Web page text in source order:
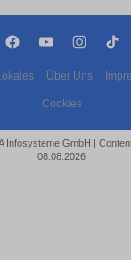
Über Uns
Cookies
Infosysteme GmbH |
08.08.2026